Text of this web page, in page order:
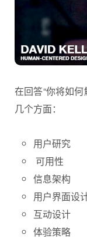
在回答“你将如
几个方面：
用户研究
可用性
信息架构
用户界面设
互动设计
体验策略